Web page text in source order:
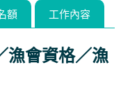
額 工作內容
漁會資格／漁